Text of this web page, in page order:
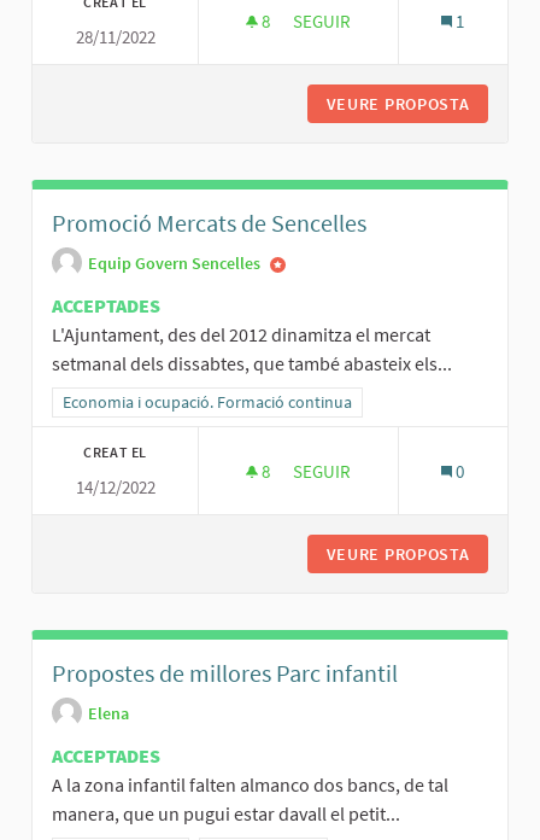
28/11/2022
8 8 SEGUIDORES
SEGUIR 1
VEURE PROPOSTA
Promoció Mercats de Sencelles
Equip Govern Sencelles
ACCEPTADES
L'Ajuntament, des del 2012 dinamitza el mercat
setmanal dels dissabtes, que també abasteix els...
Resultats al filtrar per la categoria: Economia i ocupació.
Economia i ocupació. Formació continua
CREAT EL
14/12/2022
8 8 SEGUIDORES
SEGUIR 0
VEURE PROPOSTA
Propostes de millores Parc infantil
Elena
ACCEPTADES
A la zona infantil falten almanco dos bancs, de tal
manera, que un pugui estar davall el petit...